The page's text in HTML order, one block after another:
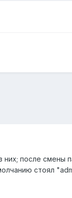
после смены
стоял